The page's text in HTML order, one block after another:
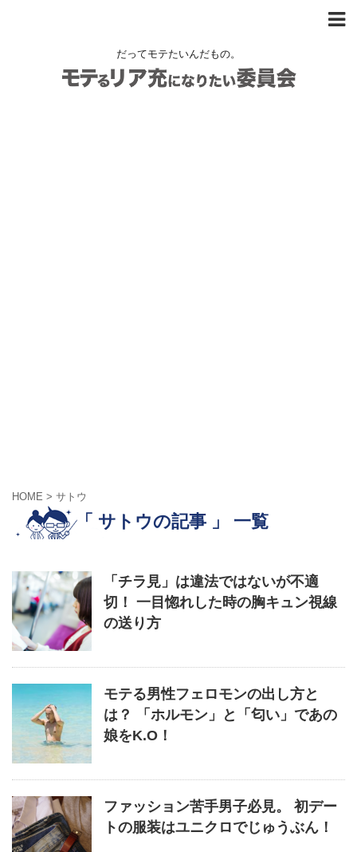
だってモテたいんだもの。
HOME > サトウ
「 サトウの記事 」 一覧
「チラ見」は違法ではないが不適
切！ 一目惚れした時の胸キュン視線
の送り方
モテる男性フェロモンの出し方と
は？ 「ホルモン」と「匂い」であの
娘をK.O！
ファッション苦手男子必見。 初デー
トの服装はユニクロでじゅうぶん！